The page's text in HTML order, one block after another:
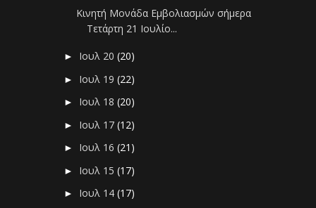
Κινητή Μονάδα Εμβολιασμών σήμερα
Τετάρτη 21 Ιουλίο...
► Ιουλ 20(20)
► Ιουλ 19(22)
► Ιουλ 18(20)
► Ιουλ 17(12)
► Ιουλ 16(21)
► Ιουλ 15(17)
► Ιουλ 14(17)